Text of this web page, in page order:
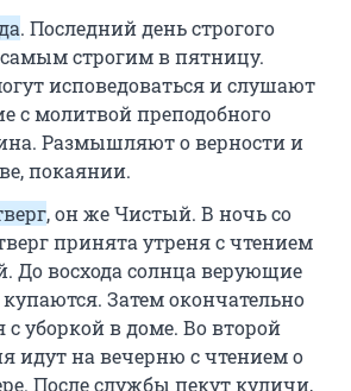
. Последний день строгого
самым строгим в пятницу.
исповедоваться и слушают
с молитвой преподобного
Размышляют о верности и
покаянии.
, он же Чистый. В ночь со
принята утреня с чтением
До восхода солнца верующие
купаются. Затем окончательно
с уборкой в доме. Во второй
идут на вечерню с чтением о
После службы пекут куличи,